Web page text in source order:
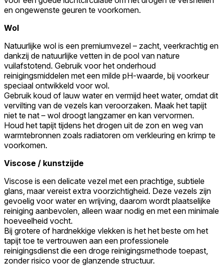
en ongewenste geuren te voorkomen.
Wol
Natuurlijke wol is een premiumvezel – zacht, veerkrachtig en
dankzij de natuurlijke vetten in de pool van nature
vuilafstotend. Gebruik voor het onderhoud
reinigingsmiddelen met een milde pH-waarde, bij voorkeur
speciaal ontwikkeld voor wol.
Gebruik koud of lauw water en vermijd heet water, omdat dit
vervilting van de vezels kan veroorzaken. Maak het tapijt
niet te nat – wol droogt langzamer en kan vervormen.
Houd het tapijt tijdens het drogen uit de zon en weg van
warmtebronnen zoals radiatoren om verkleuring en krimp te
voorkomen.
Viscose / kunstzijde
Viscose is een delicate vezel met een prachtige, subtiele
glans, maar vereist extra voorzichtigheid. Deze vezels zijn
gevoelig voor water en wrijving, daarom wordt plaatselijke
reiniging aanbevolen, alleen waar nodig en met een minimale
hoeveelheid vocht.
Bij grotere of hardnekkige vlekken is het het beste om het
tapijt toe te vertrouwen aan een professionele
reinigingsdienst die een droge reinigingsmethode toepast,
zonder risico voor de glanzende structuur.